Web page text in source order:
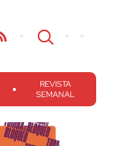
REVISTA
SEMANAL